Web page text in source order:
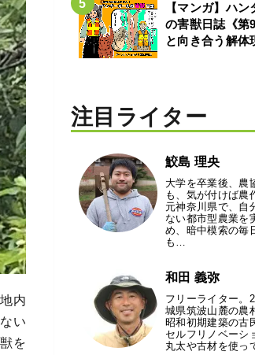
内
い
を
【マンガ】ハ
の害獣日誌《第
と向き合う解体
注目ライター
鮫島 理央
大学を卒業後、農
も、気が付けば農
元神奈川県で、自
ない都市型農業を
め、暗中模索の毎
も…
和田 義弥
フリーライター。
城県筑波山麓の農
昭和初期建築の古
セルフリノベーシ
丸太や古材を使っ